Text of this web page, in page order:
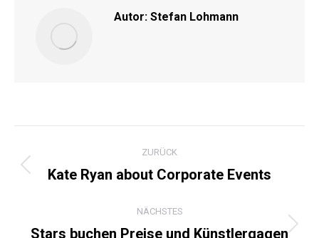
Autor: Stefan Lohmann
ZURÜCK
Vorheriger
Kate Ryan about Corporate Events
NÄCHSTES
Nächster
Stars buchen Preise und Künstlergagen